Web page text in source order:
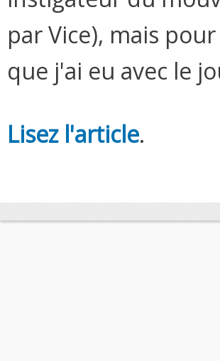
par Vice), mais
que j'ai eu avec le
Lisez l'article.